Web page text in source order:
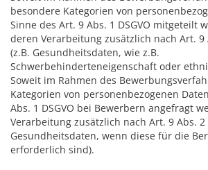
besondere Kategorien von
Sinne des Art. 9 Abs. 1 DSGVO mitgeteilt
deren Verarbeitung zusätzlich nach Art. 9
(z.B. Gesundheitsdaten, wie z.B.
Schwerbehinderteneigenschaft oder
Soweit im Rahmen des
Kategorien von personenbezogenen
Abs. 1 DSGVO bei Bewerbern angefragt
Verarbeitung zusätzlich nach Art. 9 Abs. 2
Gesundheitsdaten, wenn diese für die
erforderlich sind).